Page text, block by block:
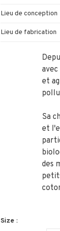
Lieu de conception
Lieu de fabrication
et
Sa
et
des
Size :